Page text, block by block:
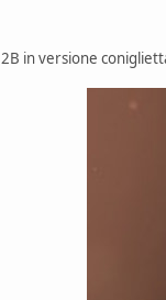
2B in versione